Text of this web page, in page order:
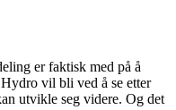
er faktisk med på å
vil bli ved å se etter
utvikle seg videre. Og det